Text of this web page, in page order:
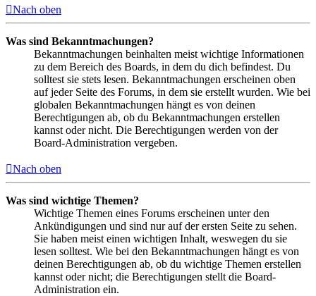
Nach oben
Was sind Bekanntmachungen?
Bekanntmachungen beinhalten meist wichtige Informationen
zu dem Bereich des Boards, in dem du dich befindest. Du
solltest sie stets lesen. Bekanntmachungen erscheinen oben
auf jeder Seite des Forums, in dem sie erstellt wurden. Wie bei
globalen Bekanntmachungen hängt es von deinen
Berechtigungen ab, ob du Bekanntmachungen erstellen
kannst oder nicht. Die Berechtigungen werden von der
Board-Administration vergeben.
Nach oben
Was sind wichtige Themen?
Wichtige Themen eines Forums erscheinen unter den
Ankündigungen und sind nur auf der ersten Seite zu sehen.
Sie haben meist einen wichtigen Inhalt, weswegen du sie
lesen solltest. Wie bei den Bekanntmachungen hängt es von
deinen Berechtigungen ab, ob du wichtige Themen erstellen
kannst oder nicht; die Berechtigungen stellt die Board-
Administration ein.